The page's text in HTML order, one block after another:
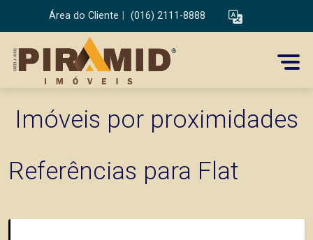
Área do Cliente (016) 2111-8888
Imóveis por proximidades
Referências para Flat